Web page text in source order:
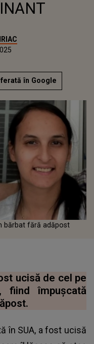
în Google
bărbat fără adăpost
ucisă de cel pe
fiind împușcată
în SUA, a fost ucisă